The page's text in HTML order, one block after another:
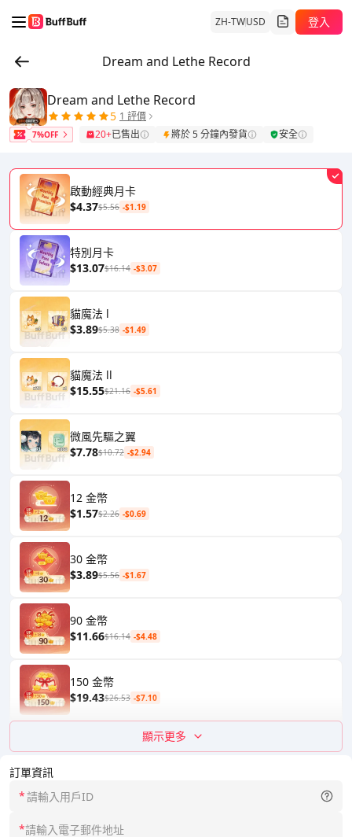
ZH-TWUSD 登入
Dream and Lethe Record
訂單資訊
*
*
Dream and Lethe Record
5 1 評價
7%OFF 20+已售出 將於 5 分鐘內發貨 安全
啟動經典月卡
$4.37$5.56 -$1.19
特別月卡
$13.07$16.14 -$3.07
貓魔法 l
$3.89$5.38 -$1.49
貓魔法 ll
$15.55$21.16 -$5.61
微風先驅之翼
$7.78$10.72 -$2.94
12 金幣
$1.57$2.26 -$0.69
30 金幣
$3.89$5.56 -$1.67
90 金幣
$11.66$16.14 -$4.48
150 金幣
$19.43$26.53 -$7.10
顯示更多